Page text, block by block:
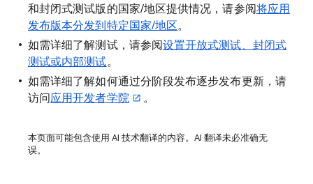
和封闭式测试版的国家/地区提供情况，请参阅将应用
发布版本分发到特定国家/地区。
如需详细了解测试，请参阅设置开放式测试、封闭式
测试或内部测试。
如需详细了解如何通过分阶段发布逐步发布更新，请
访问应用开发者学院 。
本页面可能包含使用 AI 技术翻译的内容。AI 翻译未必准确无
误。